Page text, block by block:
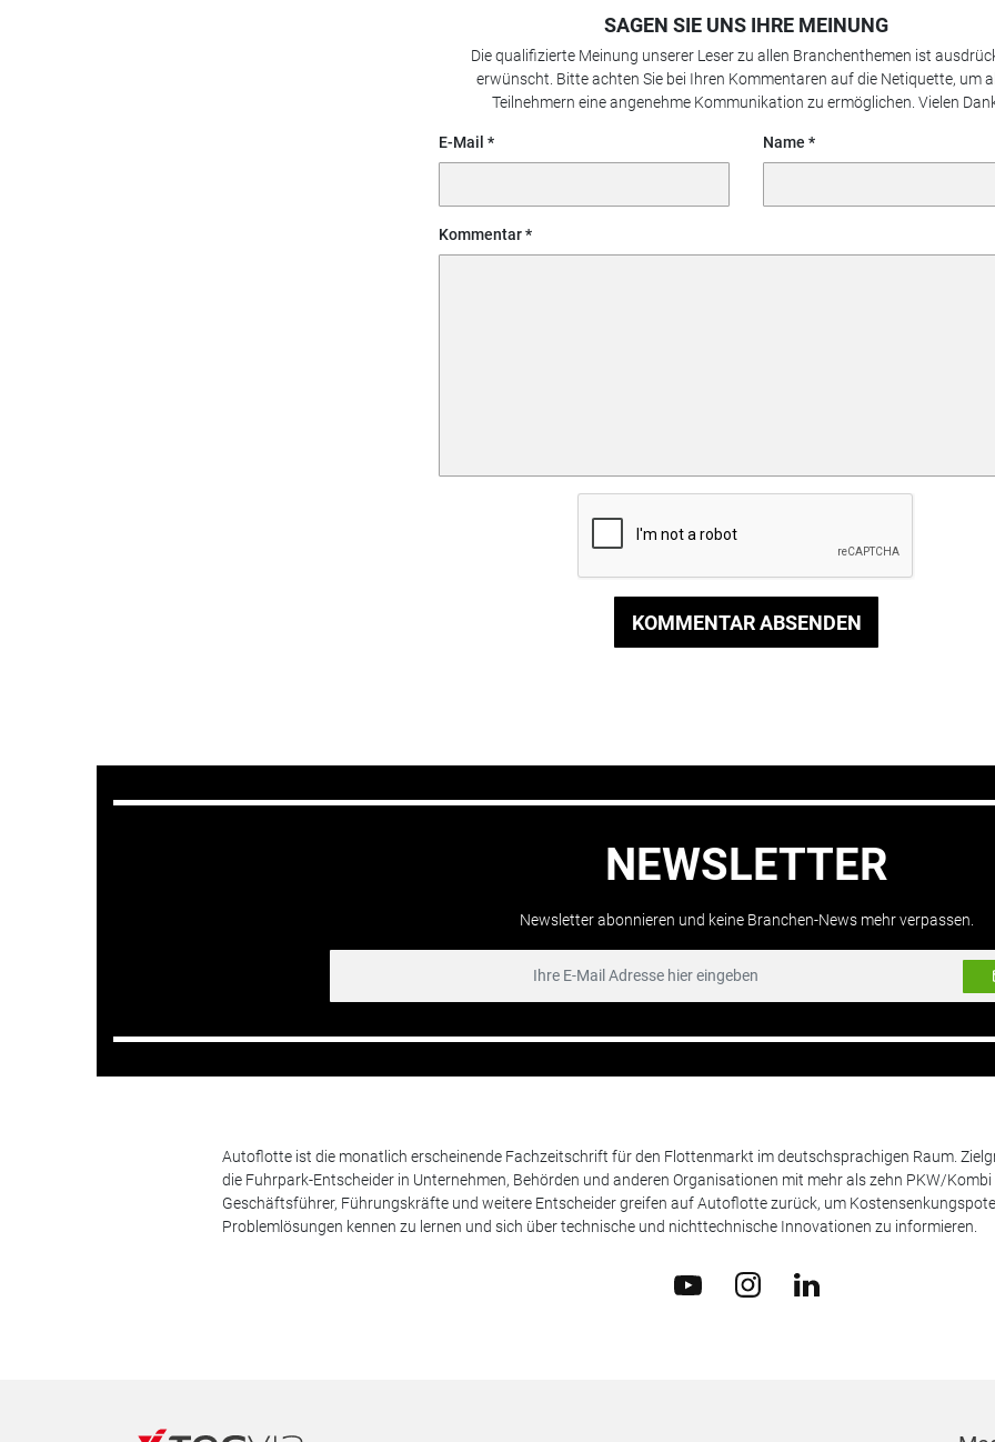
SAGEN SIE UNS IHRE MEINUNG
Die qualifizierte Meinung unserer Leser zu allen Branchenthemen ist
erwünscht. Bitte achten Sie bei Ihren Kommentaren auf die Netiquette, um
Teilnehmern eine angenehme Kommunikation zu ermöglichen. Vielen
E-Mail Name
Kommentar
KOMMENTAR ABSENDEN
NEWSLETTER
Newsletter abonnieren und keine Branchen-News mehr verpassen.
Autoflotte ist die monatlich erscheinende Fachzeitschrift für den Flottenmarkt im deutschsprachigen Raum.
die Fuhrpark-Entscheider in Unternehmen, Behörden und anderen Organisationen mit mehr als zehn PKW/
Geschäftsführer, Führungskräfte und weitere Entscheider greifen auf Autoflotte zurück, um
Problemlösungen kennen zu lernen und sich über technische und nichttechnische Innovationen zu informieren.